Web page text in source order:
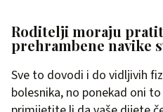
Roditelji moraju
prehrambene navike
Sve to dovodi i do vidljivih
bolesnika, no ponekad oni